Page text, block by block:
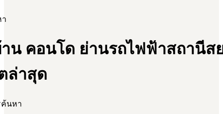
น คอนโด ย่านรถไฟฟ้าสถานีส
ล่าสุด
นหา